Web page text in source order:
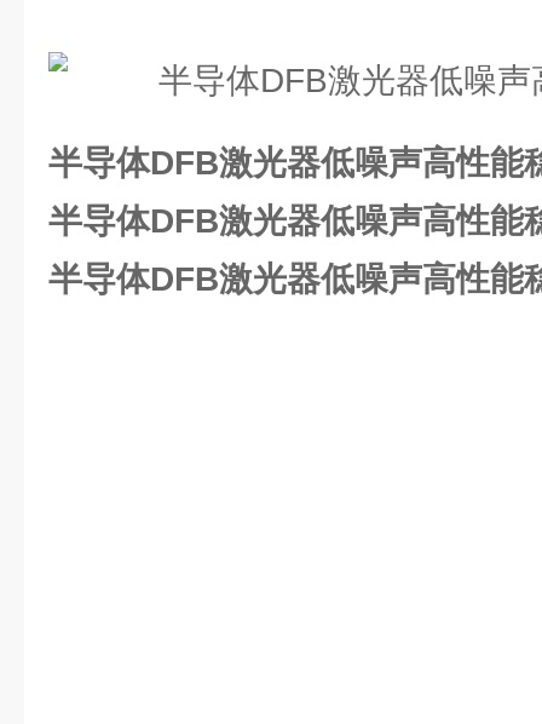
半导体DFB激光器低噪声高性能
半导体DFB激光器低噪声高性能
半导体DFB激光器低噪声高性能